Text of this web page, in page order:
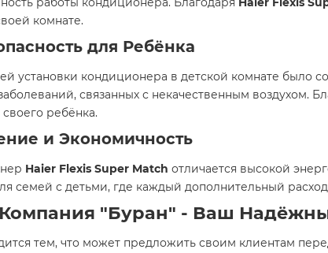
комнате.
для Ребёнка
установки кондиционера в детской комнате было
связанных с некачественным
ребёнка.
и Экономичность
Haier Flexis Super Match отличается высокой
семей с детьми, где каждый дополнительный
"Буран" - Ваш
тем, что может предложить своим клиентам